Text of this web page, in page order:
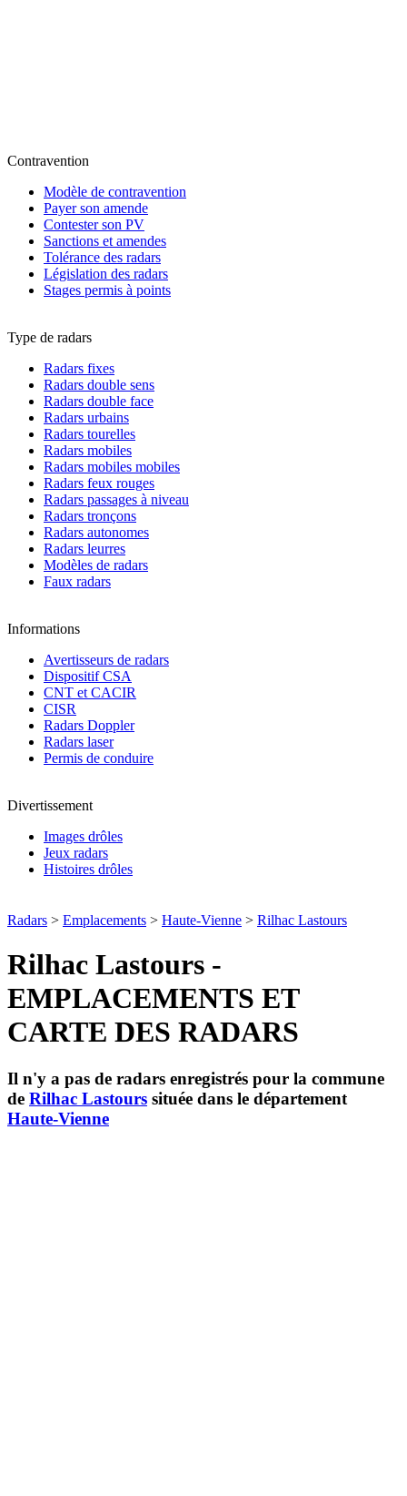
Contravention
Modèle de contravention
Payer son amende
Contester son PV
Sanctions et amendes
Tolérance des radars
Législation des radars
Stages permis à points
Type de radars
Radars fixes
Radars double sens
Radars double face
Radars urbains
Radars tourelles
Radars mobiles
Radars mobiles mobiles
Radars feux rouges
Radars passages à niveau
Radars tronçons
Radars autonomes
Radars leurres
Modèles de radars
Faux radars
Informations
Avertisseurs de radars
Dispositif CSA
CNT et CACIR
CISR
Radars Doppler
Radars laser
Permis de conduire
Divertissement
Images drôles
Jeux radars
Histoires drôles
Radars > Emplacements > Haute-Vienne > Rilhac Lastours
Rilhac Lastours -
EMPLACEMENTS ET
CARTE DES RADARS
Il n'y a pas de radars enregistrés pour la commune
de Rilhac Lastours située dans le département
Haute-Vienne